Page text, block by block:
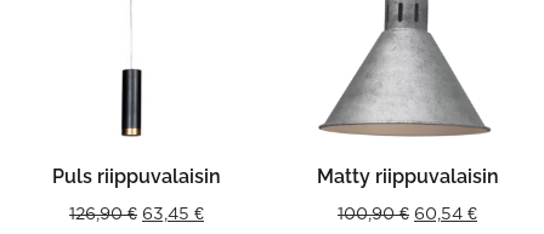
Puls riippuvalaisin
126,90€ Original
63,45 €Current
Matty riippuvalaisin
100,90€ Original
60,54 €Current